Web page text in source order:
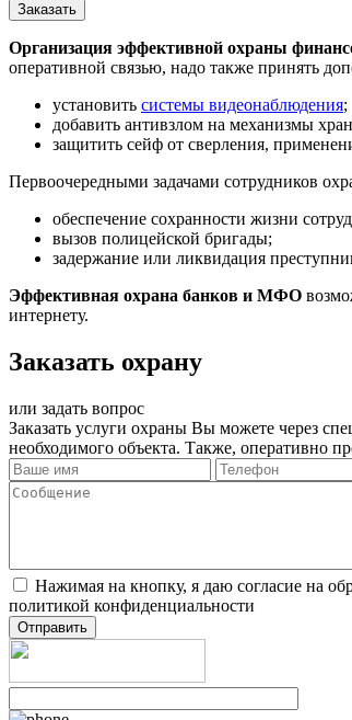
Заказать
Организация эффективной охраны
оперативной связью, надо также принять
установить системы видеонаблюдения;
добавить антивзлом на механизмы
защитить сейф от сверления,
Первоочередными задачами сотрудников
обеспечение сохранности жизни
вызов полицейской бригады;
задержание или ликвидация
Эффективная охрана банков и МФО
интернету.
Заказать охрану
или задать вопрос
Заказать услуги охраны Вы можете через
необходимого объекта. Также, оперативно
Нажимая на кнопку, я даю согласие на
политикой конфиденциальности